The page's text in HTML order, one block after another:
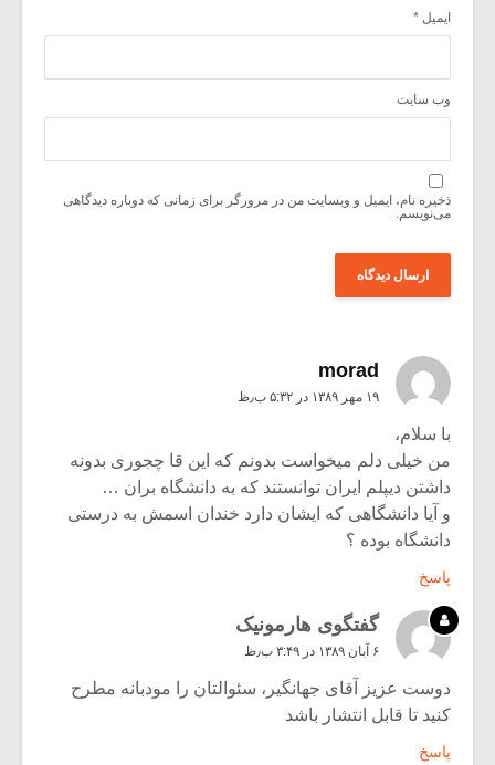
ایمیل *
وب‌ سایت
ذخیره نام، ایمیل و وبسایت من در مرورگر برای زمانی که دوباره دیدگاهی
می‌نویسم.
morad
۱۹ مهر ۱۳۸۹ در ۵:۳۲ ب٫ظ
با سلام،
من خیلی دلم میخواست بدونم که این قا چجوری بدونه
داشتن دیپلم ایران توانستند که به دانشگاه بران …
و آیا دانشگاهی که ایشان دارد خندان اسمش به درستی
دانشگاه بوده ؟
پاسخ
گفتگوی هارمونیک
۶ آبان ۱۳۸۹ در ۳:۴۹ ب٫ظ
دوست عزیز آقای جهانگیر، سئوالتان را مودبانه مطرح
کنید تا قابل انتشار باشد
پاسخ